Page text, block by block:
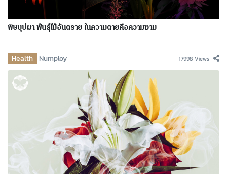
พิษบุปผา พันธุ์ไม้อันตราย ในความตายคือความงาม
Health Numploy 17998 Views